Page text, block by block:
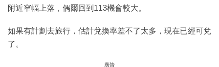
附近窄幅上落，偶爾回到113機會較大。
如果有計劃去旅行，估計兌換率差不了太多，現在已經可兌
了。
廣告